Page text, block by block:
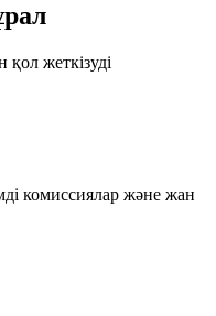
жеткізуді
комиссиялар және жан